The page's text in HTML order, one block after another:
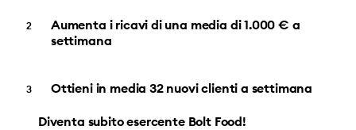
Aumenta i ricavi di una media di 1.000 € a
settimana
Ottieni in media 32 nuovi clienti a settimana
Diventa subito esercente Bolt Food!